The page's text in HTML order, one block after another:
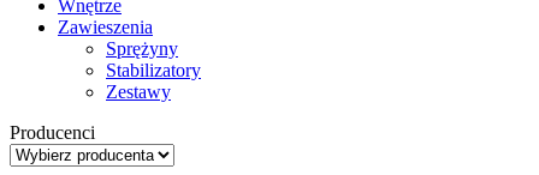
Wnętrze
Zawieszenia
Sprężyny
Stabilizatory
Zestawy
Producenci